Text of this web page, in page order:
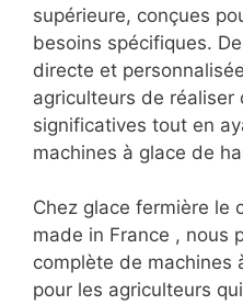
supérieure, conçues
besoins spécifiques.
directe et
agriculteurs de réaliser
significatives tout en
machines à glace de
Chez glace fermière le
made in France , nous
complète de machines
pour les agriculteurs